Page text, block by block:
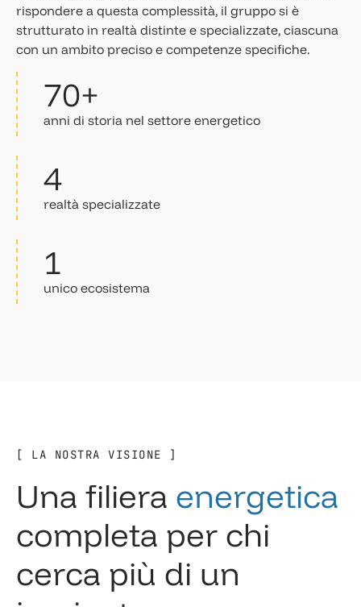
rispondere a questa complessità, il gruppo si è
strutturato in realtà distinte e specializzate, ciascuna
con un ambito preciso e competenze specifiche.
70+
anni di storia nel settore energetico
4
realtà specializzate
1
unico ecosistema
[ LA NOSTRA VISIONE ]
Una filiera energetica
completa per chi
cerca più di un